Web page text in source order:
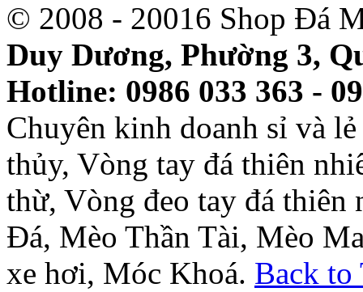
© 2008 - 20016 Shop Đá
Duy Dương, Phường 3,
Hotline: 0986 033 363 -
Chuyên kinh doanh sỉ và
thủy, Vòng tay đá thiên
thừ, Vòng đeo tay đá thiên
Đá, Mèo Thần Tài, Mèo
xe hơi, Móc Khoá. Back to